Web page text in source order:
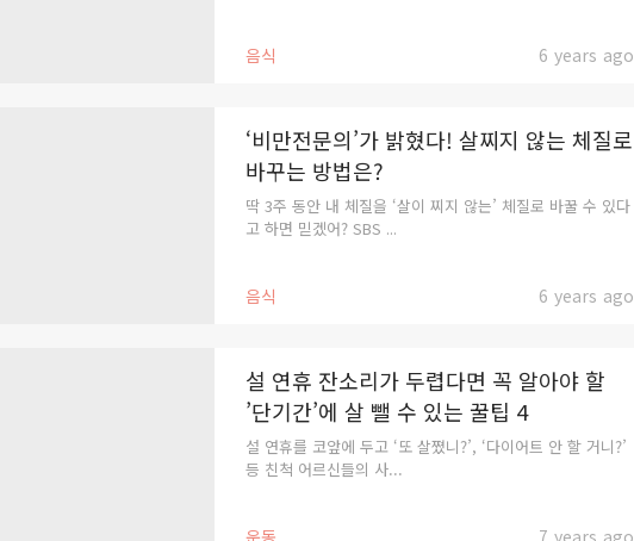
음식 6 years ago
음식 6 years ago
‘비만전문의’가 밝혔다! 살찌지 않는 체질로
바꾸는 방법은?
딱 3주 동안 내 체질을 ‘살이 찌지 않는’ 체질로 바꿀 수 있다
고 하면 믿겠어? SBS ...
운동 7 years ago
설 연휴 잔소리가 두렵다면 꼭 알아야 할
’단기간’에 살 뺄 수 있는 꿀팁 4
설 연휴를 코앞에 두고 ‘또 살쪘니?’, ‘다이어트 안 할 거니?’
등 친척 어르신들의 사...